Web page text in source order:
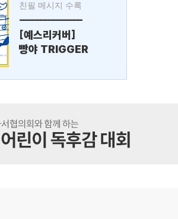
친필 메시지 수록
---------------
[예스리커버]
빵야 TRIGGER